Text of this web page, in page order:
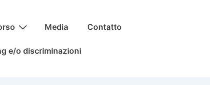
Media Contatto
e/o discriminazioni